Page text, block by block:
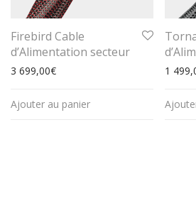
Firebird Cable
d’Alimentation secteur
3 699,00€
Ajouter au panier
1